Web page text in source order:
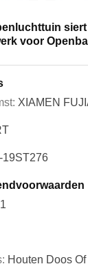
voor
XIAMEN
19ST276
1
Houten Doos